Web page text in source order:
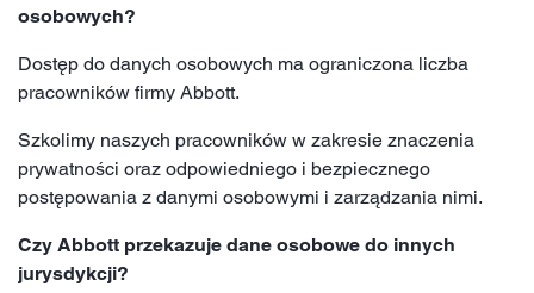
osobowych?
Dostęp do danych osobowych ma ograniczona liczba
pracowników firmy Abbott.
Szkolimy naszych pracowników w zakresie znaczenia
prywatności oraz odpowiedniego i bezpiecznego
postępowania z danymi osobowymi i zarządzania nimi.
Czy Abbott przekazuje dane osobowe do innych
jurysdykcji?